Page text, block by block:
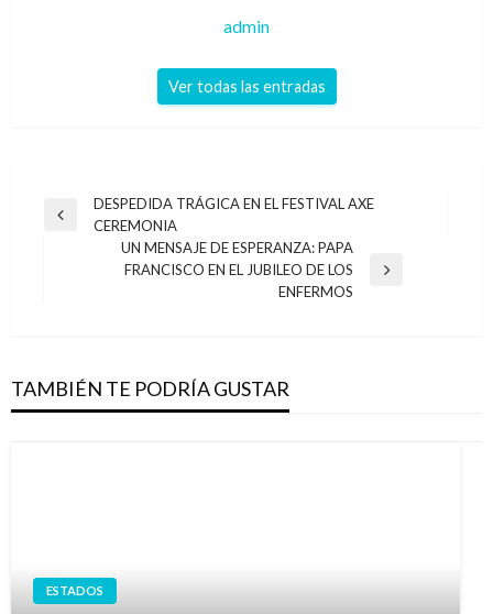
admin
Ver todas las entradas
Navegación
entradas
Entrada
DESPEDIDA TRÁGICA EN EL FESTIVAL AXE
CEREMONIA
UN MENSAJE DE ESPERANZA: PAPA
FRANCISCO EN EL JUBILEO DE LOS
ENFERMOS
TAMBIÉN TE PODRÍA GUSTAR
ESTADOS